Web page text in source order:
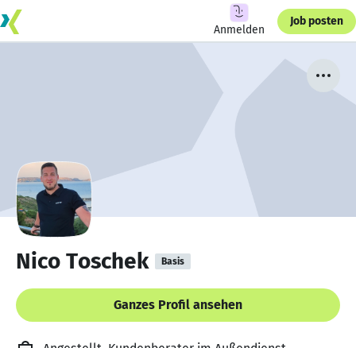
Anmelden
Job posten
Nico Toschek Basis
Ganzes Profil ansehen